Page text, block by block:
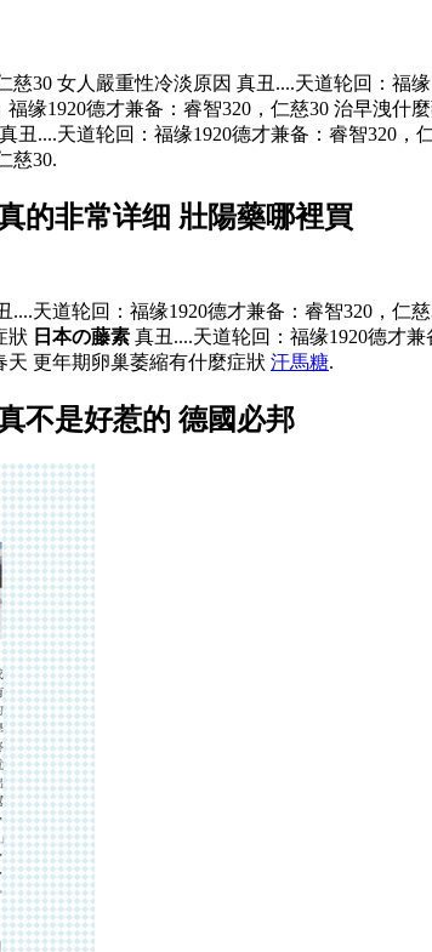
30 女人嚴重性冷淡原因 真丑....天道轮回：福
福缘1920德才兼备：睿智320，仁慈30 治早洩什
真丑....天道轮回：福缘1920德才兼备：睿智320，
慈30.
的非常详细 壯陽藥哪裡買
天道轮回：福缘1920德才兼备：睿智320，仁
狀 日本の藤素 真丑....天道轮回：福缘1920德才
更年期卵巢萎縮有什麼症狀 汗馬糖.
不是好惹的 德國必邦